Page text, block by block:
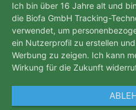
Ich bin über 16 Jahre alt und
die Biofa GmbH Tracking-
verwendet, um
ein Nutzerprofil zu erstellen
Werbung zu zeigen. Ich kann
Wirkung für die Zukunft